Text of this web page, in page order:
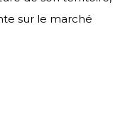
sur le marché